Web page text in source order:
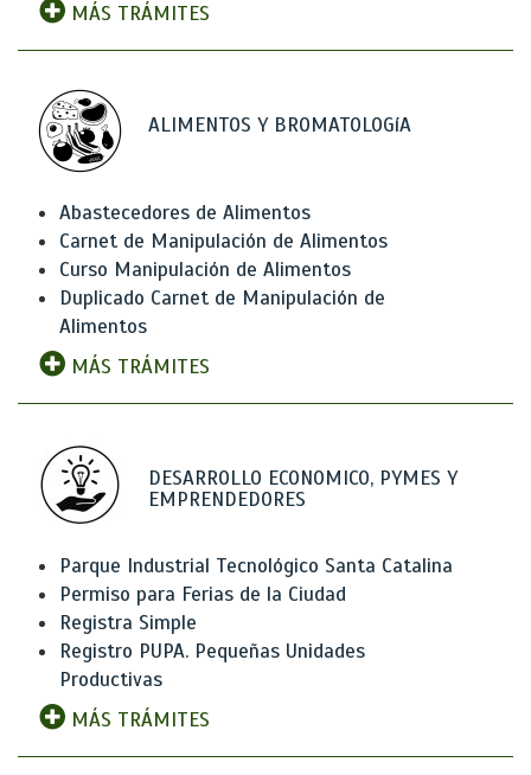
MÁS TRÁMITES
ALIMENTOS Y BROMATOLOGíA
Abastecedores de Alimentos
Carnet de Manipulación de Alimentos
Curso Manipulación de Alimentos
Duplicado Carnet de Manipulación de
Alimentos
MÁS TRÁMITES
DESARROLLO ECONOMICO, PYMES Y
EMPRENDEDORES
Parque Industrial Tecnológico Santa Catalina
Permiso para Ferias de la Ciudad
Registra Simple
Registro PUPA. Pequeñas Unidades
Productivas
MÁS TRÁMITES